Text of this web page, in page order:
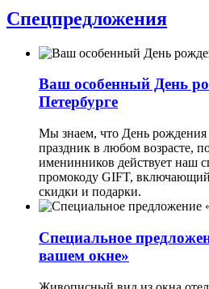
Спецпредложения
Ваш особенный День
Петербурге
Мы знаем, что День
праздник в любом возрасте,
именинников действует наш
промокоду GIFT,
скидки и подарки.
Специальное
вашем окне»